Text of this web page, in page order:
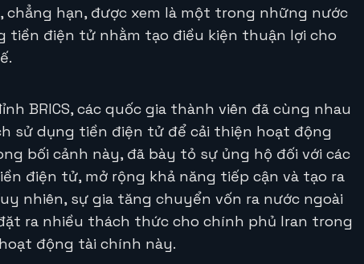
hạn, được xem là một trong những nước
tiền điện tử nhằm tạo điều kiện thuận lợi cho
BRICS, các quốc gia thành viên đã cùng nhau
sử dụng tiền điện tử để cải thiện hoạt động
bối cảnh này, đã bày tỏ sự ủng hộ đối với các
điện tử, mở rộng khả năng tiếp cận và tạo ra
nhiên, sự gia tăng chuyển vốn ra nước ngoài
ra nhiều thách thức cho chính phủ Iran trong
động tài chính này.